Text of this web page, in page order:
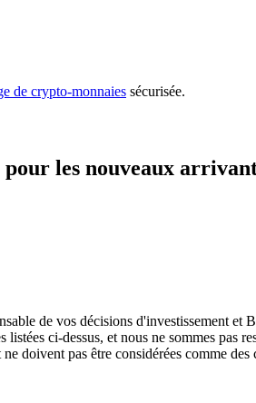
de crypto-monnaies sécurisée.
les nouveaux
de vos décisions d'investissement et
ci-dessus, et nous ne sommes pas
doivent pas être considérées comme